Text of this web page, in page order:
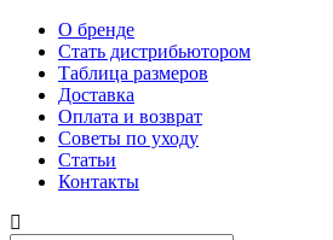
О бренде
Стать дистрибьютором
Таблица размеров
Доставка
Оплата и возврат
Советы по уходу
Статьи
Контакты